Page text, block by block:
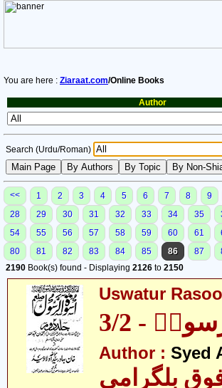
You are here : Ziaraat.com/Online Books
Author
Search (Urdu/Roman)
<< 1 2 3 4 5 6 7 8 9
28
29 30 31 32 33 34 35
54
55 56 57 58 59 60 61
80
81 82 83 84 85 86 87
2190 Book(s) found - Displaying 2126 to 2150
Uswatur
- 3/2
Author : Syed
بلگرامی